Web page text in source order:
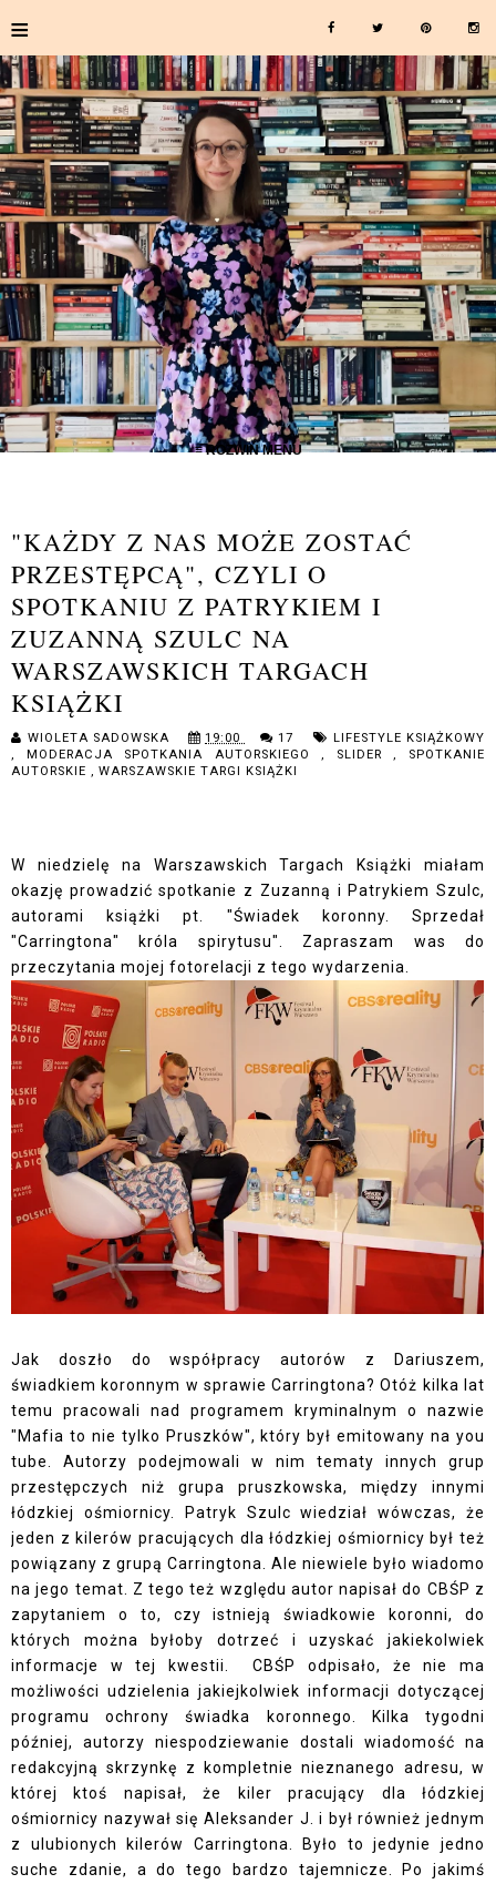
≡
≡ ROZWIŃ MENU
"KAŻDY Z NAS MOŻE ZOSTAĆ
PRZESTĘPCĄ", CZYLI O
SPOTKANIU Z PATRYKIEM I
ZUZANNĄ SZULC NA
WARSZAWSKICH TARGACH
KSIĄŻKI
WIOLETA SADOWSKA 19:00 17
LIFESTYLE KSIĄŻKOWY
,
MODERACJA SPOTKANIA AUTORSKIEGO, SLIDER, SPOTKANIE
AUTORSKIE , WARSZAWSKIE TARGI KSIĄŻKI
W niedzielę na Warszawskich Targach Książki miałam
okazję prowadzić spotkanie z Zuzanną i Patrykiem Szulc,
autorami książki pt. "Świadek koronny. Sprzedał
"Carringtona" króla spirytusu". Zapraszam was do
przeczytania mojej fotorelacji z tego wydarzenia.
Jak doszło do współpracy autorów z Dariuszem,
świadkiem koronnym w sprawie Carringtona? Otóż kilka lat
temu pracowali nad programem kryminalnym o nazwie
"Mafia to nie tylko Pruszków", który był emitowany na you
tube. Autorzy podejmowali w nim tematy innych grup
przestępczych niż grupa pruszkowska, między innymi
łódzkiej ośmiornicy. Patryk Szulc wiedział wówczas, że
jeden z kilerów pracujących dla łódzkiej ośmiornicy był też
powiązany z grupą Carringtona. Ale niewiele było wiadomo
na jego temat. Z tego też względu autor napisał do CBŚP z
zapytaniem o to, czy istnieją świadkowie koronni, do
których można byłoby dotrzeć i uzyskać jakiekolwiek
informacje w tej kwestii. CBŚP odpisało, że nie ma
możliwości udzielenia jakiejkolwiek informacji dotyczącej
programu ochrony świadka koronnego. Kilka tygodni
później, autorzy niespodziewanie dostali wiadomość na
redakcyjną skrzynkę z kompletnie nieznanego adresu, w
której ktoś napisał, że kiler pracujący dla łódzkiej
ośmiornicy nazywał się Aleksander J. i był również jednym
z ulubionych kilerów Carringtona. Było to jedynie jedno
suche zdanie, a do tego bardzo tajemnicze. Po jakimś